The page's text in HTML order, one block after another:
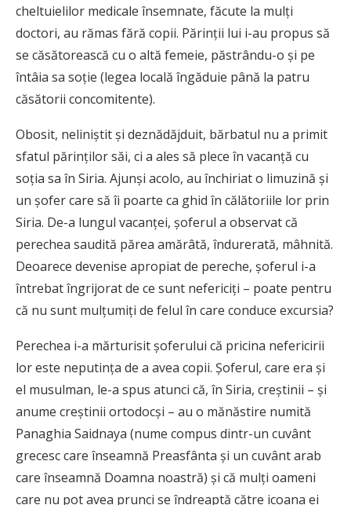
cheltuielilor medicale însemnate, făcute la mulţi
doctori, au rămas fără copii. Părinţii lui i-au propus să
se căsătorească cu o altă femeie, păstrându-o şi pe
întâia sa soţie (legea locală îngăduie până la patru
căsătorii concomitente).
Obosit, neliniştit şi deznădăjduit, bărbatul nu a primit
sfatul părinţilor săi, ci a ales să plece în vacanţă cu
soţia sa în Siria. Ajunşi acolo, au închiriat o limuzină şi
un şofer care să îi poarte ca ghid în călătoriile lor prin
Siria. De-a lungul vacanţei, şoferul a observat că
perechea saudită părea amărâtă, îndurerată, mâhnită.
Deoarece devenise apropiat de pereche, şoferul i-a
întrebat îngrijorat de ce sunt nefericiţi – poate pentru
că nu sunt mulţumiţi de felul în care conduce excursia?
Perechea i-a mărturisit şoferului că pricina nefericirii
lor este neputinţa de a avea copii. Şoferul, care era şi
el musulman, le-a spus atunci că, în Siria, creştinii – şi
anume creştinii ortodocşi – au o mănăstire numită
Panaghia Saidnaya (nume compus dintr-un cuvânt
grecesc care înseamnă Preasfânta şi un cuvânt arab
care înseamnă Doamna noastră) şi că mulţi oameni
care nu pot avea prunci se îndreaptă către icoana ei